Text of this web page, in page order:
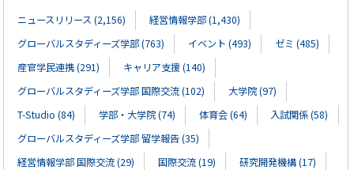
ニュースリリース (2,156)
経営情報学部 (1,430)
グローバルスタディーズ学部 (763)
イベント (493)
ゼミ (485)
産官学民連携 (291)
キャリア支援 (140)
グローバルスタディーズ学部 国際交流 (102)
大学院 (97)
T-Studio (84)
学部・大学院 (74) 体育会 (64)
入試関係 (58)
グローバルスタディーズ学部 留学報告 (35)
経営情報学部 国際交流 (29)
国際交流 (19)
研究開発機構 (17)